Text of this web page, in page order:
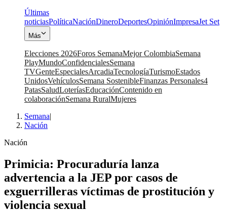
Últimas
noticiasPolíticaNaciónDineroDeportesOpiniónImpresaJet Set
Más
Elecciones 2026Foros SemanaMejor ColombiaSemana
PlayMundoConfidencialesSemana
TVGenteEspecialesArcadiaTecnologíaTurismoEstados
UnidosVehículosSemana SostenibleFinanzas Personales4
PatasSaludLoteríasEducaciónContenido en
colaboraciónSemana RuralMujeres
Semana|
Nación
Nación
Primicia: Procuraduría lanza
advertencia a la JEP por casos de
exguerrilleras víctimas de prostitución y
violencia sexual